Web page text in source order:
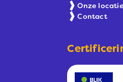
Onze
Contact